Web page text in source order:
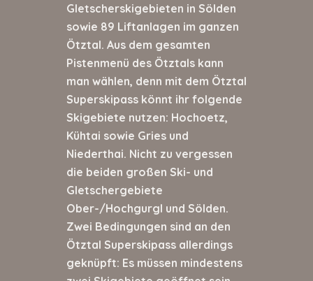
Gletscherskigebieten in Sölden
sowie 89 Liftanlagen im ganzen
Ötztal. Aus dem gesamten
Pistenmenü des Ötztals kann
man wählen, denn mit dem Ötztal
Superskipass könnt ihr folgende
Skigebiete nutzen: Hochoetz,
Kühtai sowie Gries und
Niederthai. Nicht zu vergessen
die beiden großen Ski- und
Gletschergebiete
Ober-/Hochgurgl und Sölden.
Zwei Bedingungen sind an den
Ötztal Superskipass allerdings
geknüpft: Es müssen mindestens